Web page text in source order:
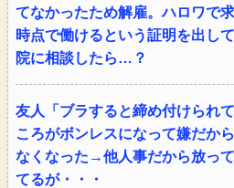
てなかったため解雇。ハロワで
時点で働けるという証明を出し
院に相談したら…？
友人「ブラすると締め付けられ
ころがボンレスになって嫌だか
なくなった→他人事だから放っ
てるが・・・